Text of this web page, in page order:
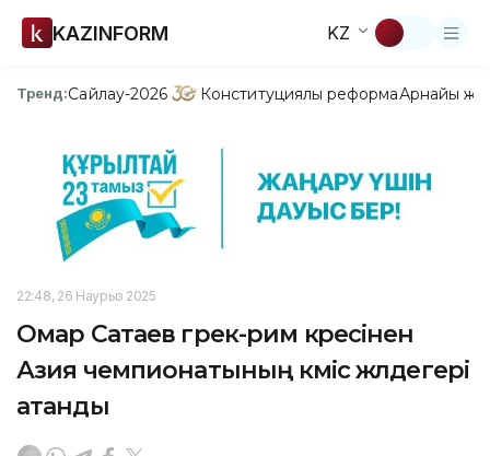
KAZINFORM KZ
Тренд:Сайлау-2026 Конституциялық реформаАрнайы
22:48, 26 Наурыз 2025
Омар Сатаев грек-рим күресінен
Азия чемпионатының күміс жүлдегері
атанды